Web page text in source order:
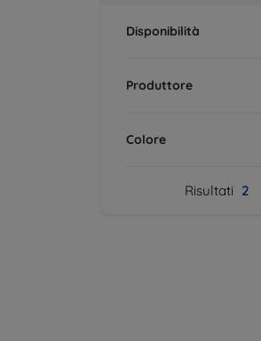
Disponibilità
Produttore
Colore
Risultati 2